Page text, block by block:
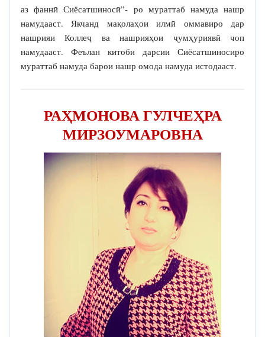
аз фаннӣ Сиёсатшиносӣ”- ро мураттаб намуда нашр
намудааст. Якчанд мақолаҳои илмӣ оммавиро дар
нашрияи Коллеҷ ва нашрияҳои ҷумҳуриявӣ чоп
намудааст. Феълан китоби дарсии Сиёсатшиносиро
мураттаб намуда барои нашр омода намуда истодааст.
РАҲМОНОВА ГУЛЧЕҲРА
МИРЗОУМАРОВНА